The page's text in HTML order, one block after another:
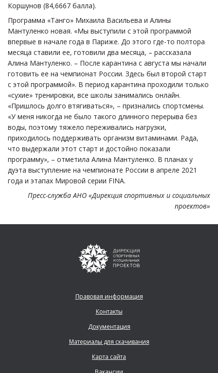
Коршунов (84,6667 балла).
Программа «Танго» Михаила Васильева и Алины
Мантуленко новая. «Мы выступили с этой программой
впервые в начале года в Париже. До этого где-то полтора
месяца ставили ее, готовили два месяца, – рассказала
Алина Мантуленко. – После карантина с августа мы начали
готовить ее на чемпионат России. Здесь был второй старт
с этой программой». В период карантина проходили только
«сухие» тренировки, все школы занимались онлайн.
«Пришлось долго втягиваться», – признались спортсмены.
«У меня никогда не было такого длинного перерыва без
воды, поэтому тяжело переживались нагрузки,
приходилось поддерживать организм витаминами. Рада,
что выдержали этот старт и достойно показали
программу», – отметила Алина Мантуленко. В планах у
дуэта выступление на чемпионате России в апреле 2021
года и этапах Мировой серии FINA.
Пресс-служба АНО «Дирекция спортивных и социальных
проектов»
Правовая информация
Контакты
Документация
Материалы для скачивания
Карта сайта